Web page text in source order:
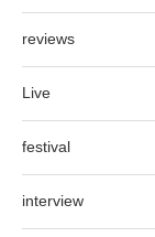
reviews
Live
festival
interview